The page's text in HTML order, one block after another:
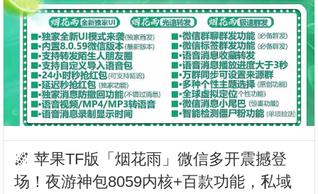
🌌 苹果TF版「烟花雨」微信多开震撼登
场！夜游神包8059内核+百款功能，私域